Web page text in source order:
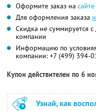
Оформите заказ на сайте
Для оформления заказа
Скидка не суммируется
компании
Информацию по
компании: +7 (499) 394-
Купон действителен по 6
Узнай, как